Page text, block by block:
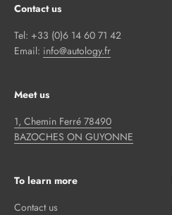
Contact us
Tel: +33 (0)6 14 60 71 42
Email: info@autology.fr
Meet us
1, Chemin Ferré 78490
BAZOCHES ON GUYONNE
To learn more
Contact us